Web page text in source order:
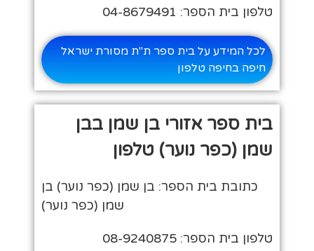
טלפון בית הספר: 04-8679491
לכל המידע על בית ספר ת"ת מסורת ישראל
חיפה בחיפה טלפון
בית ספר אזורי בן שמן בבן
שמן (כפר נוער) טלפון
כתובת בית הספר: בן שמן (כפר נוער) בן
שמן (כפר נוער)
טלפון בית הספר: 08-9240875